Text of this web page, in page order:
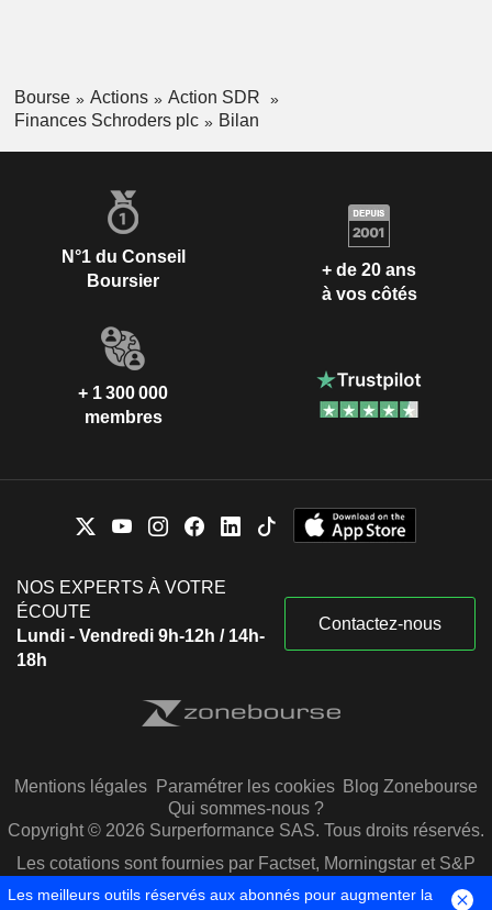
Bourse Actions
Action SDR
Finances Schroders plc
Bilan
N°1 du Conseil
Boursier
+ de 20 ans
à vos côtés
+ 1 300 000
membres
NOS EXPERTS À VOTRE
ÉCOUTE
Lundi - Vendredi 9h-12h / 14h-
18h
Contactez-nous
Mentions légales Paramétrer les cookies Blog Zonebourse
Qui sommes-nous ?
Copyright © 2026 Surperformance SAS. Tous droits réservés.
Les cotations sont fournies par Factset, Morningstar et S&P
Capital IQ
Les meilleurs outils réservés aux abonnés pour augmenter la